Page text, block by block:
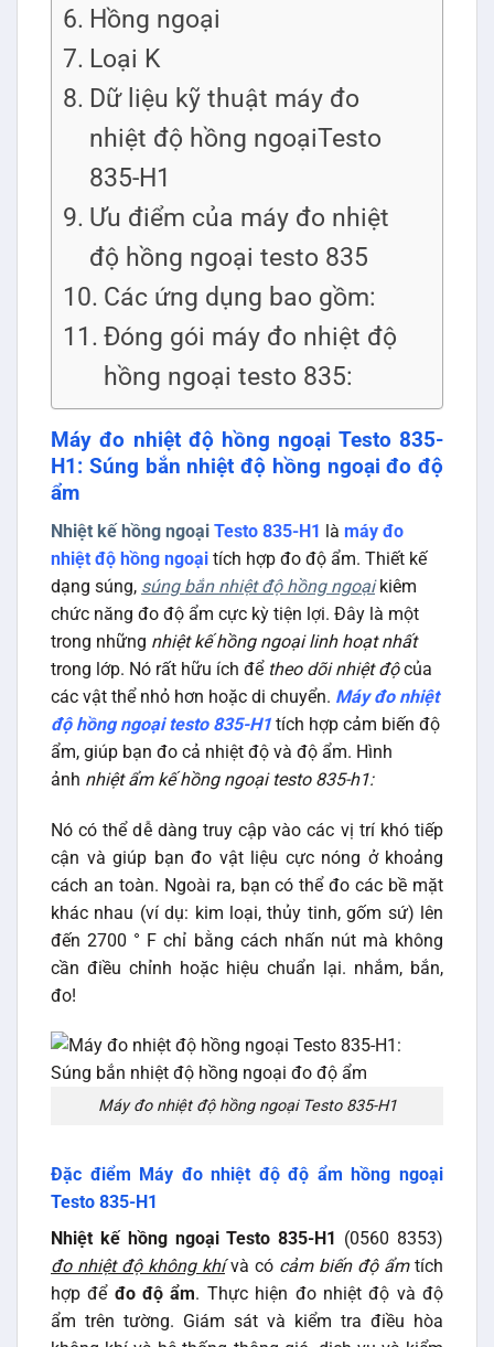
Hồng ngoại
Loại K
Dữ liệu kỹ thuật máy đo
nhiệt độ hồng ngoạiTesto
835-H1
Ưu điểm của máy đo nhiệt
độ hồng ngoại testo 835
Các ứng dụng bao gồm:
Đóng gói máy đo nhiệt độ
hồng ngoại testo 835:
Máy đo nhiệt độ hồng ngoại Testo 835-
H1: Súng bắn nhiệt độ hồng ngoại đo độ
ẩm
Nhiệt kế hồng ngoại Testo 835-H1 là máy đo
nhiệt độ hồng ngoại tích hợp đo độ ẩm. Thiết kế
dạng súng, súng bắn nhiệt độ hồng ngoạikiêm
chức năng đo độ ẩm cực kỳ tiện lợi. Đây là một
trong những nhiệt kế hồng ngoại linh hoạt nhất
trong lớp. Nó rất hữu ích để theo dõi nhiệt độcủa
các vật thể nhỏ hơn hoặc di chuyển. Máy đo nhiệt
độ hồng ngoại testo 835-H1 tích hợp cảm biến độ
ẩm, giúp bạn đo cả nhiệt độ và độ ẩm. Hình
ảnh nhiệt ẩm kế hồng ngoại testo 835-h1:
Nó có thể dễ dàng truy cập vào các vị trí khó tiếp
cận và giúp bạn đo vật liệu cực nóng ở khoảng
cách an toàn. Ngoài ra, bạn có thể đo các bề mặt
khác nhau (ví dụ: kim loại, thủy tinh, gốm sứ) lên
đến 2700 ° F chỉ bằng cách nhấn nút mà không
cần điều chỉnh hoặc hiệu chuẩn lại. nhắm, bắn,
đo!
Máy đo nhiệt độ hồng ngoại Testo 835-H1
Đặc điểm Máy đo nhiệt độ độ ẩm hồng ngoại
Testo 835-H1
Nhiệt kế hồng ngoại Testo 835-H1 (0560 8353)
đo nhiệt độ không khívà có cảm biến độ ẩmtích
hợp để đo độ ẩm. Thực hiện đo nhiệt độ và độ
ẩm trên tường. Giám sát và kiểm tra điều hòa